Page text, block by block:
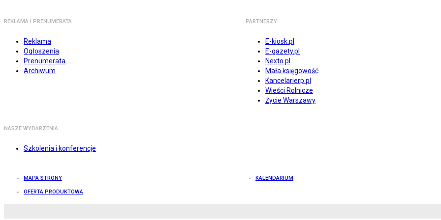
REKLAMA I PRENUMERATA
Reklama
Ogłoszenia
Prenumerata
Archiwum
PARTNERZY
E-kiosk.pl
E-gazety.pl
Nexto.pl
Mała księgowość
Kancelarierp.pl
Wieści Rolnicze
Życie Warszawy
NASZE WYDARZENIA
Szkolenia i konferencje
MAPA STRONY KALENDARIUM
OFERTA PRODUKTOWA